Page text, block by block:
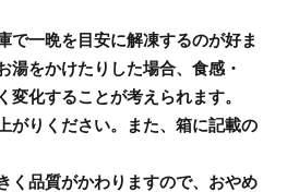
で一晩を目安に解凍するのが好ま
湯をかけたりした場合、食感・
変化することが考えられます。
がりください。また、箱に記載の
く品質がかわりますので、おやめ